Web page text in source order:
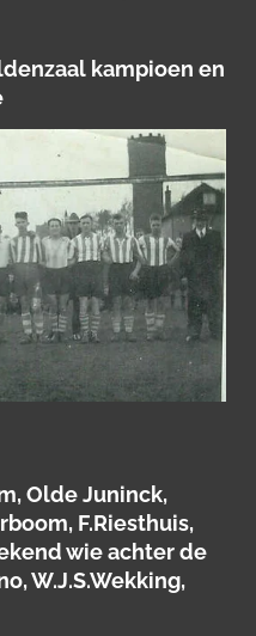
kampioen en
Olde Juninck,
F.Riesthuis,
wie achter de
W.J.S.Wekking,